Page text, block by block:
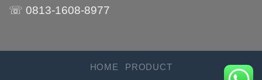
☏ 0813-1608-8977
HOME PRODUCT